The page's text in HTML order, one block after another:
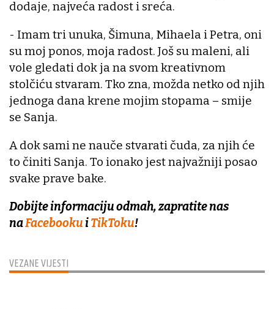
VEZANE VIJESTI
dodaje, najveća radost i sreća.
- Imam tri unuka, Šimuna, Mihaela i Petra, oni
su moj ponos, moja radost. Još su maleni, ali
vole gledati dok ja na svom kreativnom
stolčiću stvaram. Tko zna, možda netko od njih
jednoga dana krene mojim stopama – smije
se Sanja.
A dok sami ne nauče stvarati čuda, za njih će
to činiti Sanja. To ionako jest najvažniji posao
svake prave bake.
Dobijte informaciju odmah, zapratite nas
naFacebookuiTikToku!